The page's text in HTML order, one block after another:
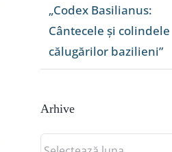
„Codex Basilianus:
Cântecele și colindele
călugărilor bazilieni”
Arhive
Arhive